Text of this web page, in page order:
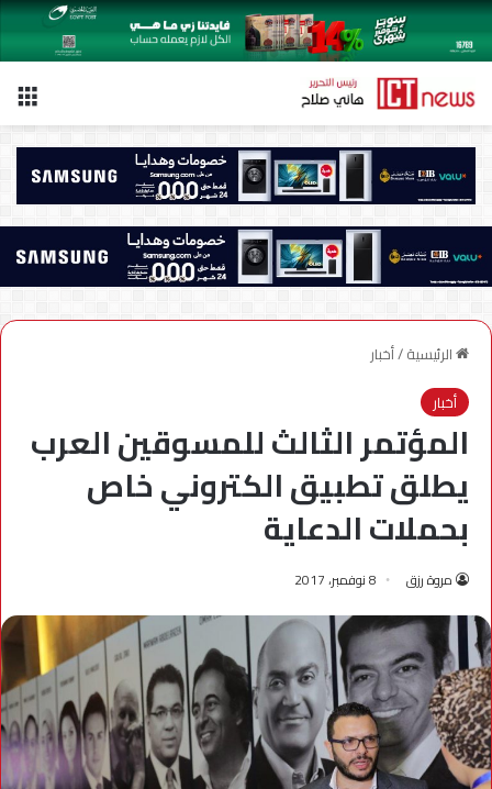
الرئيسية/أخبار
أخبار
المؤتمر الثالث للمسوقين العرب
يطلق تطبيق الكتروني خاص
بحملات الدعاية
مروة رزق 8 نوفمبر، 2017